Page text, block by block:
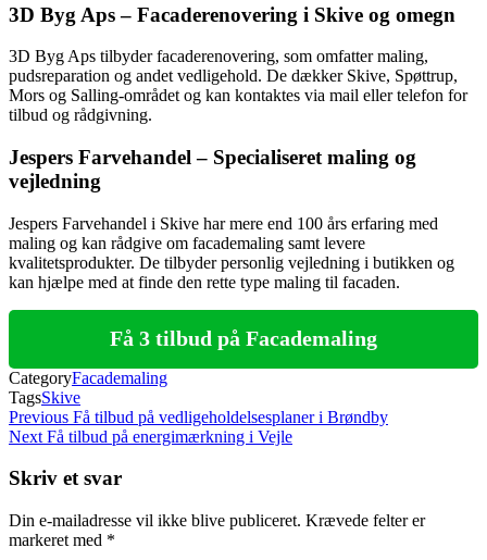
3D Byg Aps – Facaderenovering i Skive og omegn
3D Byg Aps tilbyder facaderenovering, som omfatter maling,
pudsreparation og andet vedligehold. De dækker Skive, Spøttrup,
Mors og Salling-området og kan kontaktes via mail eller telefon for
tilbud og rådgivning.
Jespers Farvehandel – Specialiseret maling og
vejledning
Jespers Farvehandel i Skive har mere end 100 års erfaring med
maling og kan rådgive om facademaling samt levere
kvalitetsprodukter. De tilbyder personlig vejledning i butikken og
kan hjælpe med at finde den rette type maling til facaden.
Få 3 tilbud på Facademaling
CategoryFacademaling
TagsSkive
Indlægsnavigation
Previous
Post
Previous Få tilbud på vedligeholdelsesplaner i Brøndby
Next
Next Få tilbud på energimærkning i Vejle
Skriv et svar
Din e-mailadresse vil ikke blive publiceret. Krævede felter er
markeret med *